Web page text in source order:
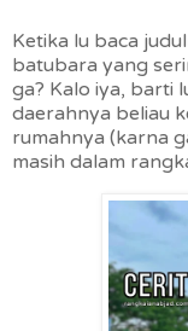
Ketika lu baca
batubara yang
ga? Kalo iya, barti
daerahnya beliau
rumahnya (karna
masih dalam